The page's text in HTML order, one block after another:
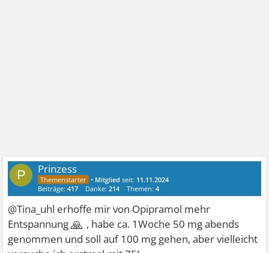
P Prinzess
• Mitglied seit: 11.11.2024
Beiträge:417 Danke:214 Themen:4
@Tina_uhl erhoffe mir von Opipramol mehr
Entspannung🙏 , habe ca. 1Woche 50 mg abends
genommen und soll auf 100 mg gehen, aber vielleicht